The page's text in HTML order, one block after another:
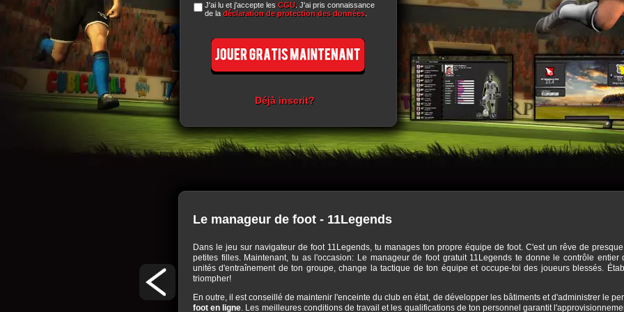
J'ai lu et j'accepte les CGU . J'ai pris connaissance
de la déclaration de protection des données
Déjà inscrit?
de revenus et permettre des meilleures
victoires dans le jeu, autrement n'en sortirez
en jouant dans ce manageur de foot en
à un match pour mesurer les talents de ton
Le manageur de foot - 11Legends
Dans le jeu sur navigateur de foot 11Legends, tu manages ton propre équipe de foot. C'est un rêve de
petites filles. Maintenant, tu as l'occasion: Le manageur de foot gratuit 11Legends te donne le contrôle entier
unités d'entraînement de ton groupe, change la tactique de ton équipe et occupe-toi des joueurs blessés.
triompher!
En outre, il est conseillé de maintenir l'enceinte du club en état, de développer les bâtiments et d'administrer le
foot en ligne. Les meilleures conditions de travail et les qualifications de ton personnel garantit